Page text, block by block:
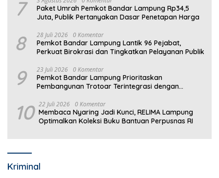
7
Paket Umrah Pemkot Bandar Lampung Rp34,5
Juta, Publik Pertanyakan Dasar Penetapan Harga
8 28 Juli 2026 0 Komentar
Pemkot Bandar Lampung Lantik 96 Pejabat,
Perkuat Birokrasi dan Tingkatkan Pelayanan Publik
9 23 Juli 2026 0 Komentar
Pemkot Bandar Lampung Prioritaskan
Pembangunan Trotoar Terintegrasi dengan
10 22 Juli 2026 0 Komentar
Membaca Nyaring Jadi Kunci, RELIMA Lampung
Optimalkan Koleksi Buku Bantuan Perpusnas RI
Kriminal